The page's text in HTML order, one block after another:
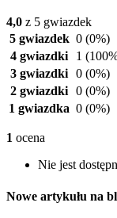
4,0 z 5 gwiazdek
5 gwiazdek 0 (0%)
4 gwiazdki
1
3 gwiazdki 0 (0%)
2 gwiazdki 0 (0%)
1 gwiazdka 0 (0%)
1 ocena
Nie jest
Nowe artykułu na